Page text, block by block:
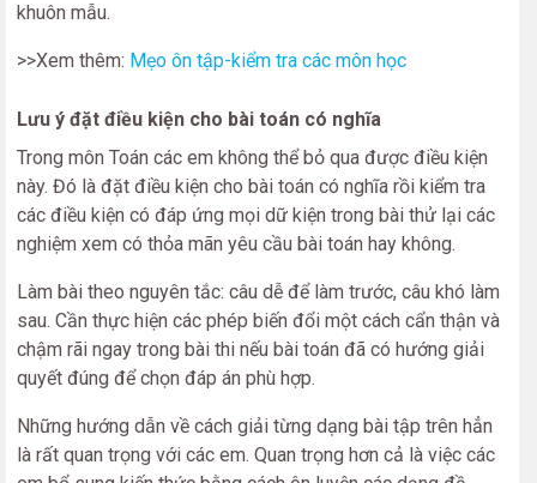
khuôn mẫu.
>>Xem thêm: Mẹo ôn tập-kiểm tra các môn học
Lưu ý đặt điều kiện cho bài toán có nghĩa
Trong môn Toán các em không thể bỏ qua được điều kiện
này. Đó là đặt điều kiện cho bài toán có nghĩa rồi kiểm tra
các điều kiện có đáp ứng mọi dữ kiện trong bài thử lại các
nghiệm xem có thỏa mãn yêu cầu bài toán hay không.
Làm bài theo nguyên tắc: câu dễ để làm trước, câu khó làm
sau. Cần thực hiện các phép biến đổi một cách cẩn thận và
chậm rãi ngay trong bài thi nếu bài toán đã có hướng giải
quyết đúng để chọn đáp án phù hợp.
Những hướng dẫn về cách giải từng dạng bài tập trên hẳn
là rất quan trọng với các em. Quan trọng hơn cả là việc các